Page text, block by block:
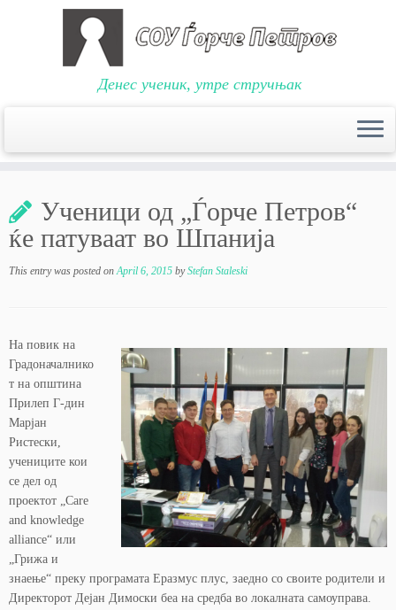
content
Денес ученик, утре стручњак
Ученици од „Ѓорче Петров“
ќе патуваат во Шпанија
This entry was posted onApril 6, 2015 byStefan Staleski
На повик на
Градоначалнико
т на општина
Прилеп Г-дин
Марјан
Ристески,
учениците кои
се дел од
проектот „Care
and knowledge
alliance“ или
„Грижа и
знаење“ преку програмата Еразмус плус, заедно со своите родители и
Директорот Дејан Димоски беа на средба во локалната самоуправа.